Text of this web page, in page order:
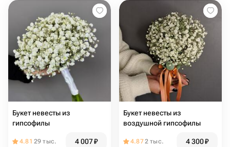
Букет невесты из
гипсофилы
4.81 29 тыс. 4 007₽
Букет невесты из
воздушной гипсофилы
4.872 тыс. 4 300₽